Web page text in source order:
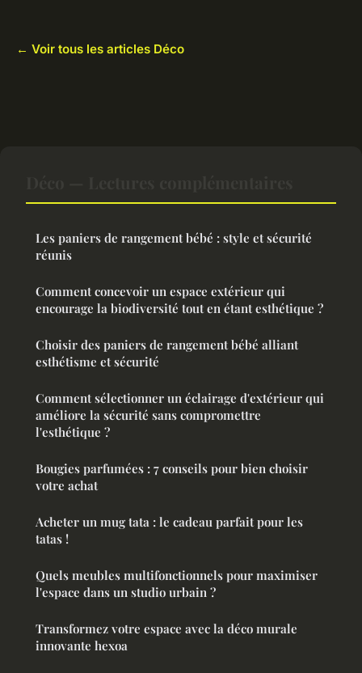
← Voir tous les articles Déco
Les paniers de rangement bébé : style et sécurité
réunis
Comment concevoir un espace extérieur qui
encourage la biodiversité tout en étant esthétique ?
Choisir des paniers de rangement bébé alliant
esthétisme et sécurité
Comment sélectionner un éclairage d'extérieur qui
améliore la sécurité sans compromettre
l'esthétique ?
Bougies parfumées : 7 conseils pour bien choisir
votre achat
Acheter un mug tata : le cadeau parfait pour les
tatas !
Quels meubles multifonctionnels pour maximiser
l'espace dans un studio urbain ?
Transformez votre espace avec la déco murale
innovante hexoa